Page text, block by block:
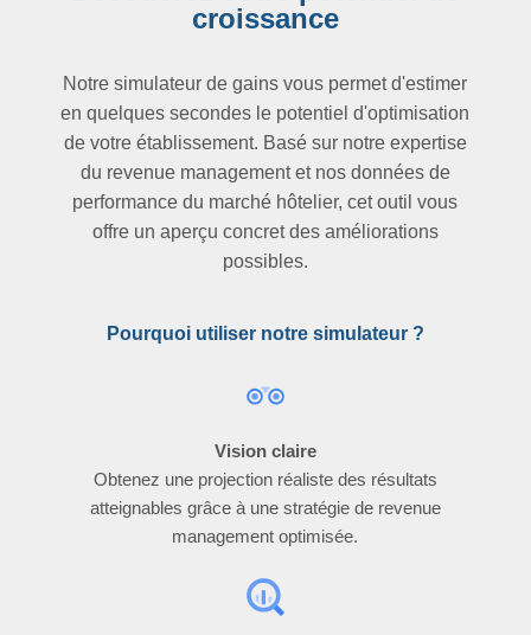
croissance
Notre simulateur de gains vous permet d'estimer
en quelques secondes le potentiel d'optimisation
de votre établissement. Basé sur notre expertise
du revenue management et nos données de
performance du marché hôtelier, cet outil vous
offre un aperçu concret des améliorations
possibles.
Pourquoi utiliser notre simulateur ?
Vision claire
Obtenez une projection réaliste des résultats
atteignables grâce à une stratégie de revenue
management optimisée.